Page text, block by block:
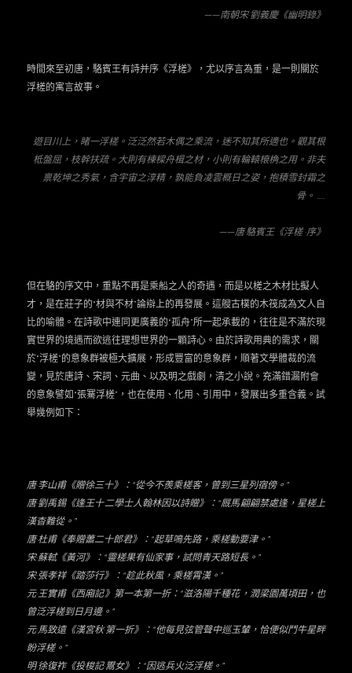
——南朝宋·劉義慶《幽明錄》
時間來至初唐，駱賓王有詩并序《浮槎》，尤以序言為重，是一則關於
浮槎的寓言故事。
遊目川上，睹一浮槎。泛泛然若木偶之乘流，迷不知其所適也。觀其根
柢盤屈，枝幹扶疏。大則有棟樑舟楫之材，小則有輪轅榱桷之用。非夫
禀乾坤之秀氣，含宇宙之淳精，孰能負凌雲概日之姿，抱積雪封霜之
骨。 ……
——唐·駱賓王《浮槎 ·序》
但在駱的序文中，重點不再是乘船之人的奇遇，而是以槎之木材比擬人
才，是在莊子的“材與不材”論辯上的再發展。這艘古樸的木筏成為文人自
比的喻體。在詩歌中連同更廣義的“孤舟”所一起承載的，往往是不滿於現
實世界的境遇而欲逃往理想世界的一顆詩心。由於詩歌用典的需求，關
於“浮槎”的意象群被極大擴展，形成豐富的意象群，順著文學體裁的流
變，見於唐詩、宋詞、元曲、以及明之戲劇，清之小說。充滿錯漏附會
的意象譬如“張騫浮槎”，也在使用、化用、引用中，發展出多重含義。試
舉幾例如下：
唐·李山甫《贈徐三十》：“從今不羨乘槎客，曾到三星列宿傍。”
唐·劉禹錫《逢王十二學士人翰林因以詩贈》：“厩馬翩翩禁處逢，星槎上
漢杳難從。”
唐·杜甫《奉贈蕭二十郎君》：“起草鳴先路，乘槎動要津。”
宋·蘇軾《黃河》：“靈槎果有仙家事，試問青天路短長。”
宋·張孝祥《踏莎行》：“趁此秋風，乘槎霄漢。”
元·王實甫《西廂記》第一本第一折：“滋洛陽千種花，潤梁園萬頃田，也
曾泛浮槎到日月邊。”
元·馬致遠《漢宮秋·第一折》：“他每見弦管聲中巡玉輦，恰便似鬥牛星畔
盼浮槎。”
明·徐復祚《投梭記·鬻女》：“因逃兵火泛浮槎。”